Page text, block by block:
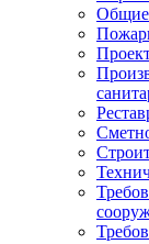
Общие